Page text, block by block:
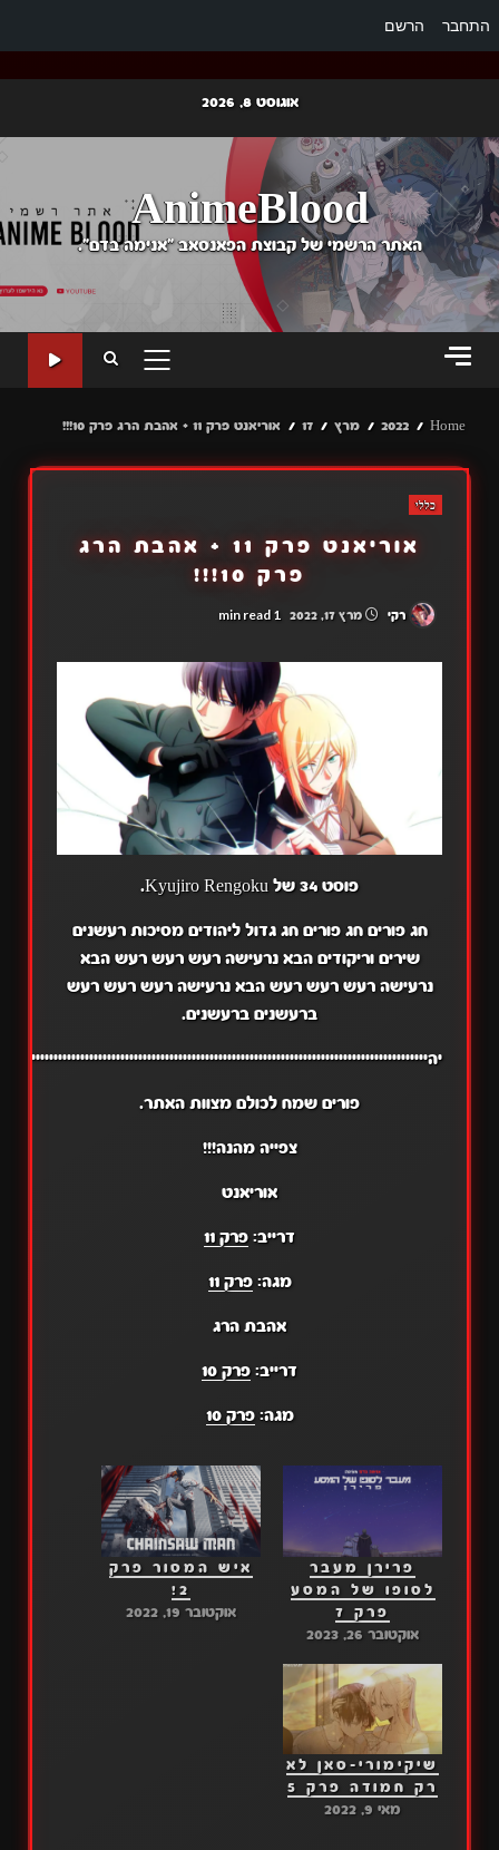
התחבר הרשם
content
אוגוסט 8, 2026
AnimeBlood
האתר הרשמי של קבוצת הפאנסאב "אנימה בדם".
PRIMARY
Home
2022 מרץ 17 אוריאנט פרק 11 + אהבת הרג פרק 10!!!
כללי
אוריאנט פרק 11 + אהבת הרג
פרק 10!!!
רקי מרץ 17, 2022 1 min read
פוסט 34 של Kyujiro Rengoku.
חג פורים חג פורים חג גדול ליהודים מסיכות רעשנים
שירים וריקודים הבא נרעישה רעש רעש רעש הבא
נרעישה רעש רעש רעש הבא נרעישה רעש רעש רעש
ברעשנים ברעשנים.
פורים שמח לכולם מצוות האתר.
צפייה מהנה!!!
אוריאנט
דרייב: פרק 11
מגה:פרק 11
אהבת הרג
דרייב: פרק 10
מגה:פרק 10
פרירן מעבר
לסופו של המסע
פרק 7
אוקטובר 26, 2023
איש המסור פרק
2!
אוקטובר 19, 2022
שיקימורי-סאן לא
רק חמודה פרק 5
מאי 9, 2022